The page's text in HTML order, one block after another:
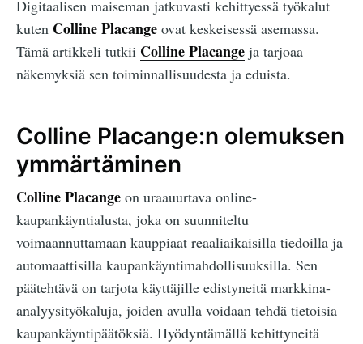
Digitaalisen maiseman jatkuvasti kehittyessä työkalut
kuten Colline Placange ovat keskeisessä asemassa.
Tämä artikkeli tutkii Colline Placange ja tarjoaa
näkemyksiä sen toiminnallisuudesta ja eduista.
Colline Placange:n olemuksen
ymmärtäminen
Colline Placange on uraauurtava online-
kaupankäyntialusta, joka on suunniteltu
voimaannuttamaan kauppiaat reaaliaikaisilla tiedoilla ja
automaattisilla kaupankäyntimahdollisuuksilla. Sen
päätehtävä on tarjota käyttäjille edistyneitä markkina-
analyysityökaluja, joiden avulla voidaan tehdä tietoisia
kaupankäyntipäätöksiä. Hyödyntämällä kehittyneitä